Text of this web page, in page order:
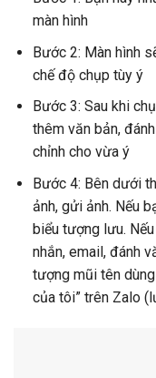
màn hình
Bước 2: Màn hình
chế độ chụp tùy ý
Bước 3: Sau khi
thêm văn bản,
chỉnh cho vừa ý
Bước 4: Bên dưới
ảnh, gửi ảnh. Nếu
biểu tượng lưu.
nhắn, email, đánh
tượng mũi tên
của tôi” trên Zalo